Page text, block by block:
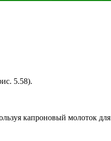
5.58).
капроновый молоток для